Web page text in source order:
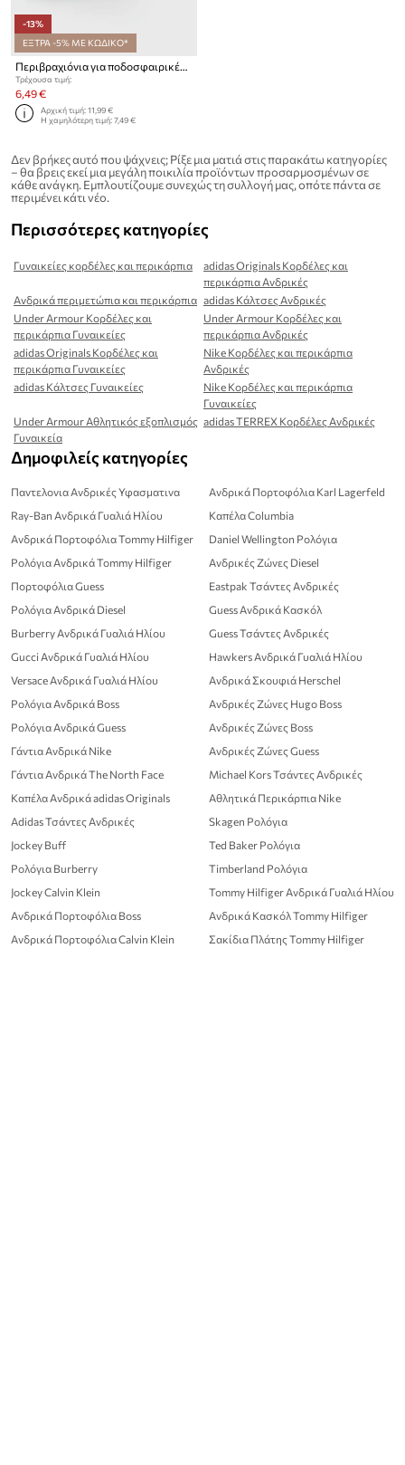
-13%
ΕΞΤΡΑ -5% ΜΕ ΚΩΔΙΚΟ*
Περιβραχιόνια για ποδοσφαιρικές γκέτες adidas Performance 2-pack
Τρέχουσα τιμή:
6,49 €
Αρχική τιμή:11,99 €
Η χαμηλότερη τιμή:7,49 €
Δεν βρήκες αυτό που ψάχνεις; Ρίξε μια ματιά στις παρακάτω κατηγορίες
– θα βρεις εκεί μια μεγάλη ποικιλία προϊόντων προσαρμοσμένων σε
κάθε ανάγκη. Εμπλουτίζουμε συνεχώς τη συλλογή μας, οπότε πάντα σε
περιμένει κάτι νέο.
Περισσότερες κατηγορίες
Γυναικείες κορδέλες και περικάρπια
adidas Originals Κορδέλες και
περικάρπια Ανδρικές
Ανδρικά περιμετώπια και περικάρπια adidas Κάλτσες Ανδρικές
Under Armour Κορδέλες και
περικάρπια Γυναικείες
Under Armour Κορδέλες και
περικάρπια Ανδρικές
adidas Originals Κορδέλες και
περικάρπια Γυναικείες
Nike Κορδέλες και περικάρπια
Ανδρικές
adidas Κάλτσες Γυναικείες
Nike Κορδέλες και περικάρπια
Γυναικείες
Under Armour Αθλητικός εξοπλισμός
Γυναικεία
adidas TERREX Κορδέλες Ανδρικές
Δημοφιλείς κατηγορίες
Παντελονια Ανδρικές Υφασματινα
Ray-Ban Ανδρικά Γυαλιά Ηλίου
Ανδρικά Πορτοφόλια Tommy Hilfiger
Ρολόγια Ανδρικά Tommy Hilfiger
Πορτοφόλια Guess
Ρολόγια Ανδρικά Diesel
Burberry Ανδρικά Γυαλιά Ηλίου
Gucci Ανδρικά Γυαλιά Ηλίου
Versace Ανδρικά Γυαλιά Ηλίου
Ρολόγια Ανδρικά Boss
Ρολόγια Ανδρικά Guess
Γάντια Ανδρικά Nike
Γάντια Ανδρικά The North Face
Καπέλα Ανδρικά adidas Originals
Adidas Τσάντες Ανδρικές
Jockey Buff
Ρολόγια Burberry
Jockey Calvin Klein
Ανδρικά Πορτοφόλια Boss
Ανδρικά Πορτοφόλια Calvin Klein
Ανδρικά Πορτοφόλια Karl Lagerfeld
Καπέλα Columbia
Daniel Wellington Ρολόγια
Ανδρικές Ζώνες Diesel
Eastpak Τσάντες Ανδρικές
Guess Ανδρικά Κασκόλ
Guess Τσάντες Ανδρικές
Hawkers Ανδρικά Γυαλιά Ηλίου
Ανδρικά Σκουφιά Herschel
Ανδρικές Ζώνες Hugo Boss
Ανδρικές Ζώνες Boss
Ανδρικές Ζώνες Guess
Michael Kors Τσάντες Ανδρικές
Αθλητικά Περικάρπια Nike
Skagen Ρολόγια
Ted Baker Ρολόγια
Timberland Ρολόγια
Tommy Hilfiger Ανδρικά Γυαλιά Ηλίου
Ανδρικά Κασκόλ Tommy Hilfiger
Σακίδια Πλάτης Tommy Hilfiger